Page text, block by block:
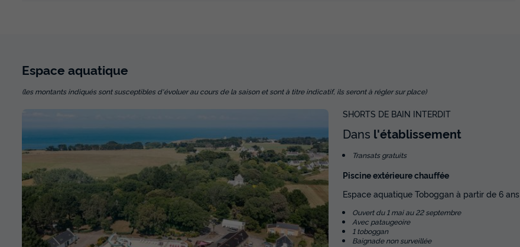
Espace aquatique
(les montants indiqués sont susceptibles d'évoluer au cours de la saison et sont à titre indicatif, ils seront à régler sur place)
SHORTS DE BAIN INTERDIT
Dans l'établissement
Transats gratuits
Piscine extérieure chauffée
Espace aquatique Toboggan à partir de 6 ans
Ouvert du 1 mai au 22 septembre
Avec pataugeoire
1 toboggan
Baignade non surveillée